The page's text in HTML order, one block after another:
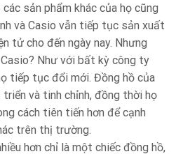
sản phẩm khác của họ cũng
và Casio vẫn tiếp tục sản xuất
tử cho đến ngày nay. Nhưng
Như với bất kỳ công ty
tiếp tục đổi mới. Đồng hồ của
và tinh chỉnh, đồng thời họ
cách tiên tiến hơn để cạnh
trên thị trường.
hơn chỉ là một chiếc đồng hồ,